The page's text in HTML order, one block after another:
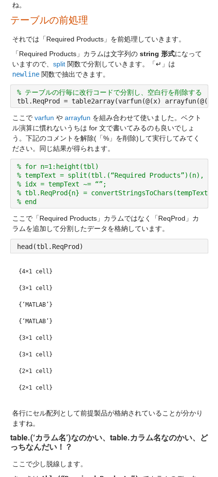
ね。
テーブルの前処理
それでは「Required Products」を前処理していきます。
「Required Products」カラムは文字列の string 形式になって
いますので、 split
newline 関数で抽出できます。
% テーブルの行毎に改行コードで分割し、空白行を削除する
tbl.ReqProd = table2array(varfun(@(x)
ここで varfun や arrayfun を組み合わせて使いました。ベクト
ル演算に慣れないうちは for 文で書いてみるのも良いでしょ
う。下記のコメントを解除(「%」を削除)して実行してみてく
ださい。同じ結果が得られます。
% for n=1:height(tbl)
% tempText = split(tbl.(“Required Products”)(n),
% idx = tempText ~= “”;
% tbl.ReqProd{n} =
% end
ここで「Required Products」カラムではなく「ReqProd」カ
ラムを追加して分割したデータを格納しています。
head(tbl.ReqProd)
{4×1 cell}
{3×1 cell}
{‘MATLAB’}
{‘MATLAB’}
{3×1 cell}
{3×1 cell}
{2×1 cell}
{2×1 cell}
各行にセル配列として前提製品が格納されていることが分かり
ますね。
table.(‘カラム名’)なのかい、table.カラム名なのかい、ど
っちなんだい！？
ここで少し脱線します。